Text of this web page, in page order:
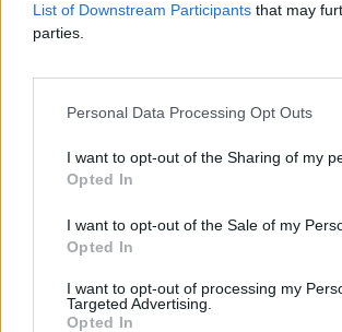
List of Downstream Participants that may
parties.
Personal Data Processing Opt Outs
I want to opt-out of the Sharing of my
Opted In
I want to opt-out of the Sale of my
Opted In
I want to opt-out of processing my
Targeted Advertising.
Opted In